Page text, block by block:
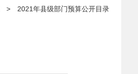
> 2021年县级部门预算公开目录